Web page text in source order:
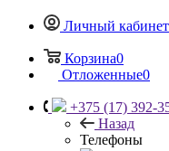
Личный кабинет
Корзина0
Отложенные0
+375 (17) 392-
Назад
Телефоны